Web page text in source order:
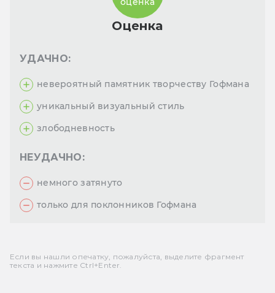
Оценка
УДАЧНО:
невероятный памятник творчеству Гофмана
уникальный визуальный стиль
злободневность
НЕУДАЧНО:
немного затянуто
только для поклонников Гофмана
Если вы нашли опечатку, пожалуйста, выделите фрагмент
текста и нажмите Ctrl+Enter.